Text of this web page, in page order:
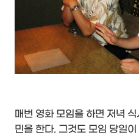
매번 영화 모임을 하면 저녁
민을 한다. 그것도 모임 당일